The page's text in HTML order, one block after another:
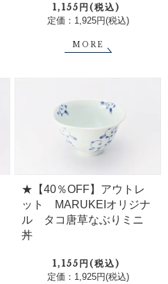
1,155円(税込)
定価：1,925円(税込)
MORE
★【40％OFF】アウトレ
ット MARUKEIオリジナ
ル タコ唐草なぶりミニ
丼
1,155円(税込)
定価：1,925円(税込)